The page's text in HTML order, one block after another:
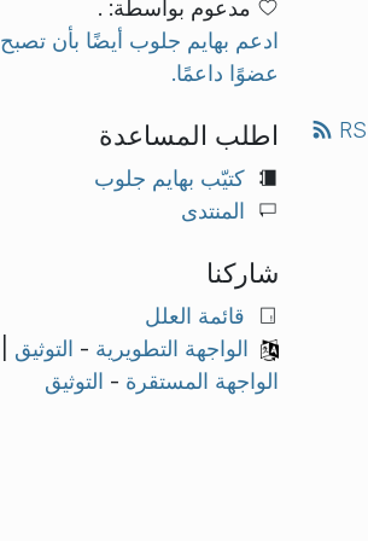
مدعوم بواسطة: .
ادعم بهايم جلوب أيضًا بأن تصبح
عضوًا داعمًا.
اطلب المساعدة
كتيّب بهايم جلوب
المنتدى
شاركنا
قائمة العلل
الواجهة التطويرية - التوثيق
الواجهة المستقرة - التوثيق